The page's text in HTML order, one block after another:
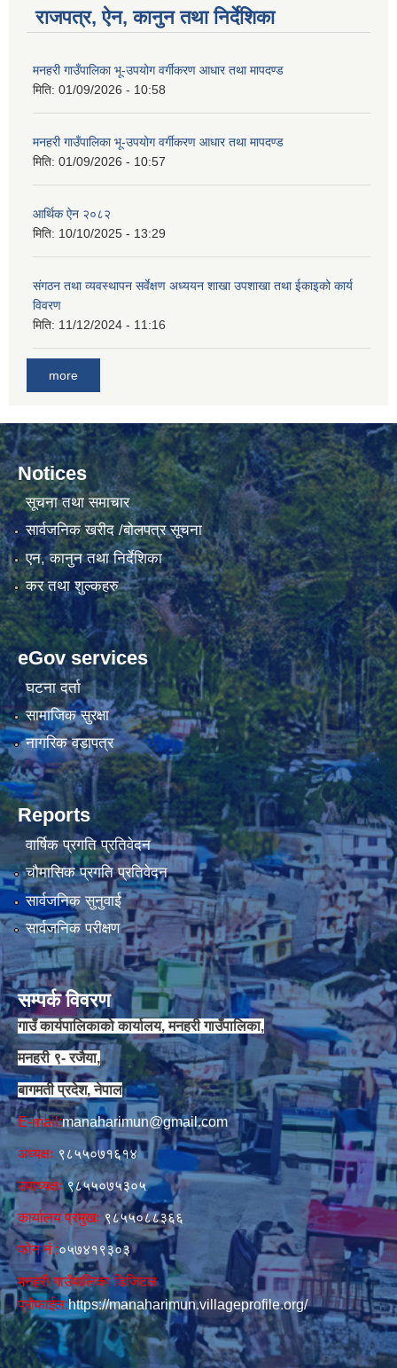
राजपत्र, ऐन, कानुन तथा निर्देशिका
मनहरी गाउँपालिका भू-उपयोग वर्गीकरण आधार तथा मापदण्ड
मिति: 01/09/2026 - 10:58
मनहरी गाउँपालिका भू-उपयोग वर्गीकरण आधार तथा मापदण्ड
मिति: 01/09/2026 - 10:57
आर्थिक ऐन २०८२
मिति: 10/10/2025 - 13:29
संगठन तथा व्यवस्थापन सर्वेक्षण अध्ययन शाखा उपशाखा तथा ईकाइको कार्य
विवरण
मिति: 11/12/2024 - 11:16
more
Notices
सूचना तथा समाचार
सार्वजनिक खरीद /बोलपत्र सूचना
एन, कानुन तथा निर्देशिका
कर तथा शुल्कहरु
eGov services
घटना दर्ता
सामाजिक सुरक्षा
नागरिक वडापत्र
Reports
वार्षिक प्रगति प्रतिवेदन
चौमासिक प्रगति प्रतिवेदन
सार्वजनिक सुनुवाई
सार्वजनिक परीक्षण
सम्पर्क विवरण
गाउँ कार्यपालिकाको कार्यालय, मनहरी गाउँपालिका,
मनहरी ९- रजैया,
बागमती प्रदेश, नेपाल
E-mail:manaharimun@gmail.com
अध्यक्षः ९८५५०७१६१४
उपाध्यक्षः९८५५०७५३०५
कार्यालय प्रमुखः ९८५५०८८३६६
फोन नं‍‌ :०५७४१९३०३
मनहरी गाउँपालिका डिजिटल
प्रोफाईल:https://manaharimun.villageprofile.org/